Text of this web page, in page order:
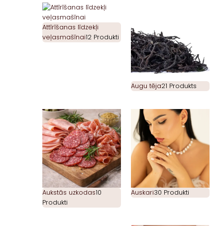
Attīrīšanas līdzekļi
veļasmašīnai12 Produkti
Augu tēja21 Produkts
Aukstās uzkodas10
Produkti
Auskari30 Produkti